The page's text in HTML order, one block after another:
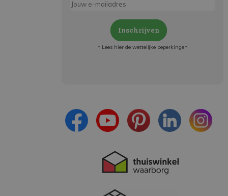
Inschrijven
* Lees hier de wettelijke beperkingen